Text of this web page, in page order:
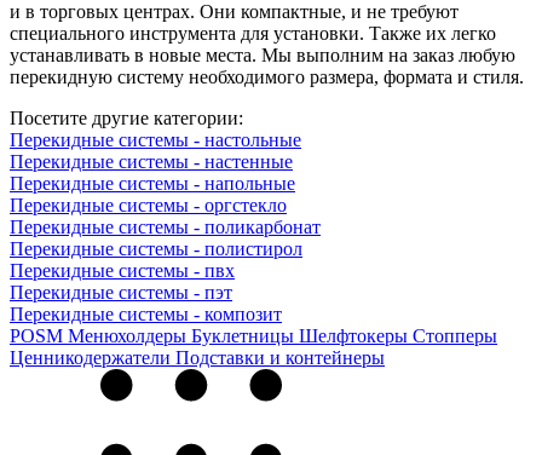
и в торговых центрах. Они компактные, и не требуют
специального инструмента для установки. Также их легко
устанавливать в новые места. Мы выполним на заказ любую
перекидную систему необходимого размера, формата и стиля.
Посетите другие категории:
Перекидные системы - настольные
Перекидные системы - настенные
Перекидные системы - напольные
Перекидные системы - оргстекло
Перекидные системы - поликарбонат
Перекидные системы - полистирол
Перекидные системы - пвх
Перекидные системы - пэт
Перекидные системы - композит
POSM Менюхолдеры Буклетницы Шелфтокеры Стопперы
Ценникодер­жа­те­ли Подставки и контейнеры